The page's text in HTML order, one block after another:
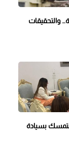
والتحقيقات
التمسك بسيادة